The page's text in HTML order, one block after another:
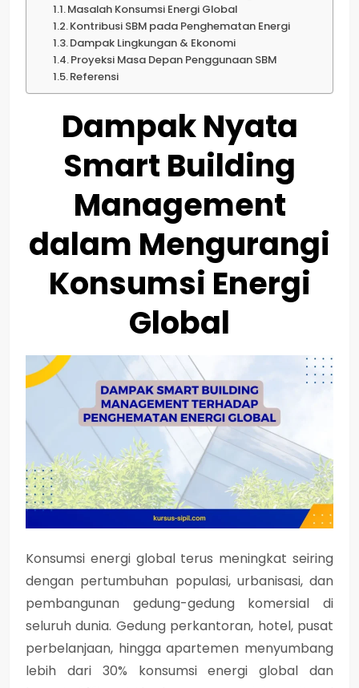
Masalah Konsumsi Energi Global
Kontribusi SBM pada Penghematan Energi
Dampak Lingkungan & Ekonomi
Proyeksi Masa Depan Penggunaan SBM
Referensi
Dampak Nyata
Smart Building
Management
dalam Mengurangi
Konsumsi Energi
Global
Konsumsi energi global terus meningkat seiring
dengan pertumbuhan populasi, urbanisasi, dan
pembangunan gedung-gedung komersial di
seluruh dunia. Gedung perkantoran, hotel, pusat
perbelanjaan, hingga apartemen menyumbang
lebih dari 30% konsumsi energi global dan